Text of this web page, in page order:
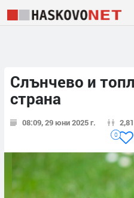
Слънчево и
страна
08:09, 29 юни 2025 г.
0